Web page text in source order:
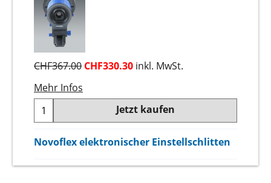
CHF367.00 CHF330.30 inkl. MwSt.
Mehr Infos
Jetzt kaufen
Novoflex elektronischer Einstellschlitten